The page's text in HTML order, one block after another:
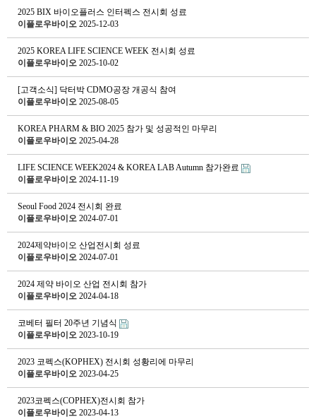
2025 BIX 바이오플러스 인터펙스 전시회 성료
이플로우바이오 2025-12-03
2025 KOREA LIFE SCIENCE WEEK 전시회 성료
이플로우바이오 2025-10-02
[고객소식] 닥터박 CDMO공장 개공식 참여
이플로우바이오 2025-08-05
KOREA PHARM & BIO 2025 참가 및 성공적인 마무리
이플로우바이오 2025-04-28
LIFE SCIENCE WEEK2024 & KOREA LAB Autumn 참가완료
이플로우바이오 2024-11-19
Seoul Food 2024 전시회 완료
이플로우바이오 2024-07-01
2024제약바이오 산업전시회 성료
이플로우바이오 2024-07-01
2024 제약 바이오 산업 전시회 참가
이플로우바이오 2024-04-18
코베터 필터 20주년 기념식
이플로우바이오 2023-10-19
2023 코펙스(KOPHEX) 전시회 성황리에 마무리
이플로우바이오 2023-04-25
2023코펙스(COPHEX)전시회 참가
이플로우바이오 2023-04-13